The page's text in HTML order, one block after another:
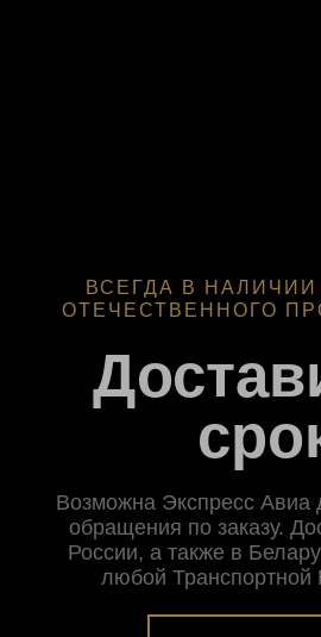
ВСЕГДА В НАЛИЧИИ
ОТЕЧЕСТВЕННОГО
Возможна Экспресс Авиа
обращения по заказу.
России, а также в
любой Транспортной